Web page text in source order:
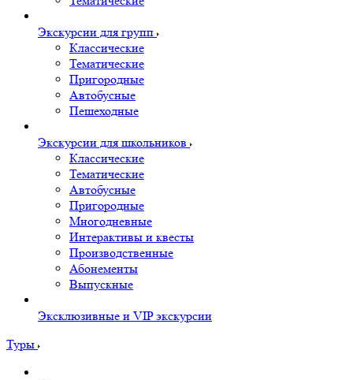
Экскурсии для групп
Классические
Тематические
Пригородные
Автобусные
Пешеходные
Экскурсии для школьников
Классические
Тематические
Автобусные
Пригородные
Многодневные
Интерактивы и квесты
Производственные
Абонементы
Выпускные
Эксклюзивные и VIP экскурсии
Туры